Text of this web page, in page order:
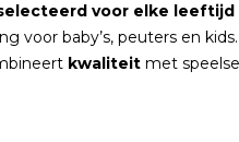
voor elke leeftijd
voor baby’s, peuters en
kwaliteit met